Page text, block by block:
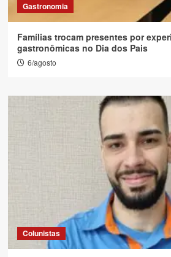
Gastronomia
Famílias trocam presentes por
gastronômicas no Dia dos Pais
6/agosto
Colunistas